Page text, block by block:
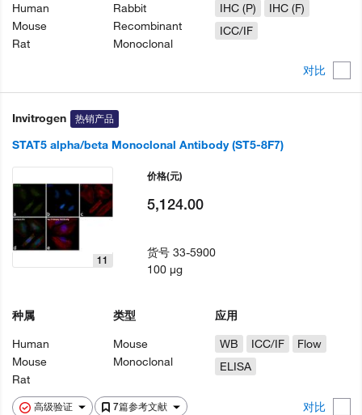
对比
Human
Mouse
Rat
Rabbit
Recombinant
Monoclonal
IHC (P)
IHC (F)
ICC/IF
Invitrogen 热销产品
STAT5 alpha/beta Monoclonal Antibody (ST5-8F7)
高级验证 7篇参考文献 对比
11
种属
Human
Mouse
Rat
类型
Mouse
Monoclonal
应用
WB
ICC/IF
Flow
ELISA
价格(元)
5,124.00
货号33-5900
100 µg